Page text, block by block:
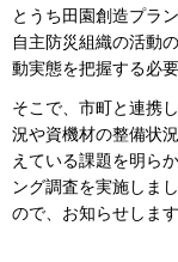
とうち田園創造プラ
自主防災組織の活動
動実態を把握する必
そこで、市町と連携
況や資機材の整備状
えている課題を明ら
ング調査を実施しま
ので、お知らせします